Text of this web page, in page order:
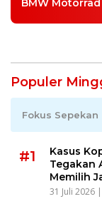
BMW Motorrad
Populer
Fokus Sepekan
#1
Kasus
Tegakan
Memilih
31 Juli 2026 |